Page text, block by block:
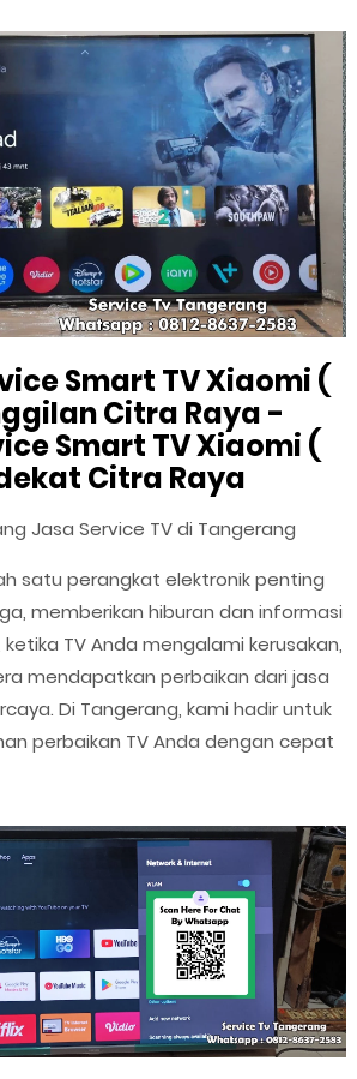
Smart TV Xiaomi (
Citra Raya -
Smart TV Xiaomi (
Citra Raya
Jasa Service TV di Tangerang
satu perangkat elektronik penting
memberikan hiburan dan informasi
TV Anda mengalami kerusakan,
mendapatkan perbaikan dari jasa
Di Tangerang, kami hadir untuk
perbaikan TV Anda dengan cepat